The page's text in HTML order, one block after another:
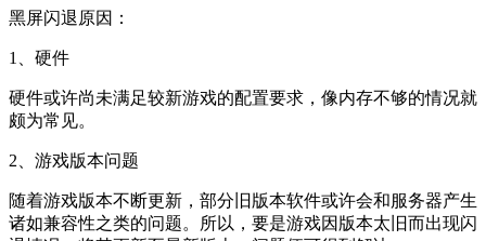
黑屏闪退原因：
1、硬件
硬件或许尚未满足较新游戏的配置要求，像内存不够的情况就
颇为常见。
2、游戏版本问题
随着游戏版本不断更新，部分旧版本软件或许会和服务器产生
诸如兼容性之类的问题。所以，要是游戏因版本太旧而出现闪